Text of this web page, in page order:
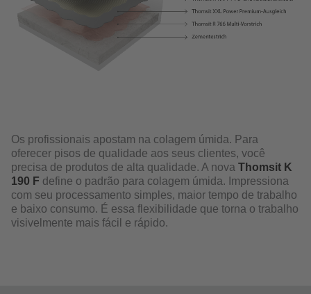
Os profissionais apostam na colagem úmida. Para
oferecer pisos de qualidade aos seus clientes, você
precisa de produtos de alta qualidade. A nova Thomsit K
190 F define o padrão para colagem úmida. Impressiona
com seu processamento simples, maior tempo de trabalho
e baixo consumo. É essa flexibilidade que torna o trabalho
visivelmente mais fácil e rápido.